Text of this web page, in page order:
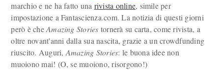
marchio e ne ha fatto una rivista online, simile per
impostazione a Fantascienza.com. La notizia di questi giorni
però è cheAmazing Stories tornerà su carta, come rivista, a
oltre novant'anni dalla sua nascita, grazie a un crowdfunding
riuscito. Auguri, Amazing Stories: le buona idee non
muoiono mai! (O, se muoiono, risorgono!)